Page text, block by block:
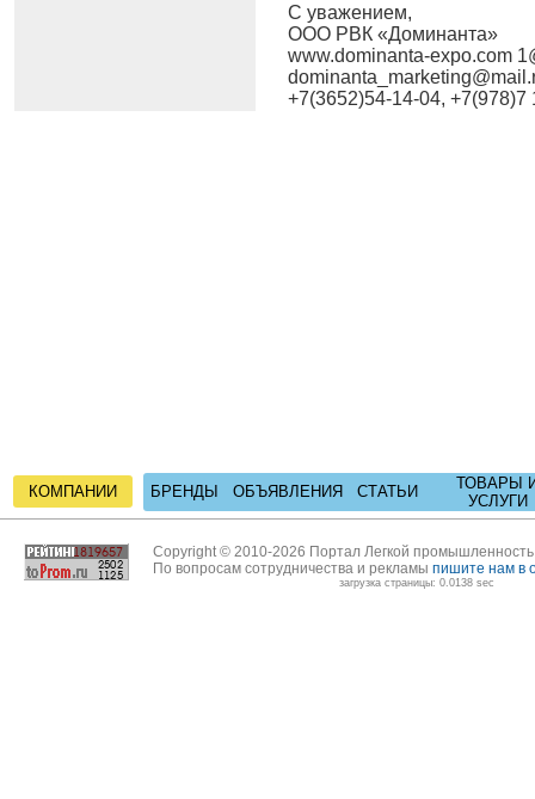
С уважением,
ООО РВК «Доминанта»
www.dominanta-expo.com
+7(3652)54-14-04, +7(978)7
КОМПАНИИ БРЕНДЫ ОБЪЯВЛЕНИЯ СТАТЬИ
ТОВАРЫ
УСЛУГИ
Copyright © 2010-2026 Портал Легкой
По вопросам сотрудничества и рекламы пишите нам в
загрузка страницы: 0.0138 sec